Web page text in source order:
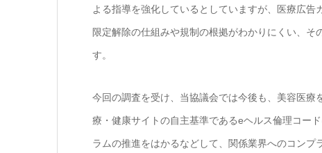
よる指導を強化しているとしていますが、医療広
限定解除の仕組みや規制の根拠がわかりにくい、
す。
今回の調査を受け、当協議会では今後も、美容医
療・健康サイトの自主基準であるeヘルス倫理コー
ラムの推進をはかるなどして、関係業界へのコンプ